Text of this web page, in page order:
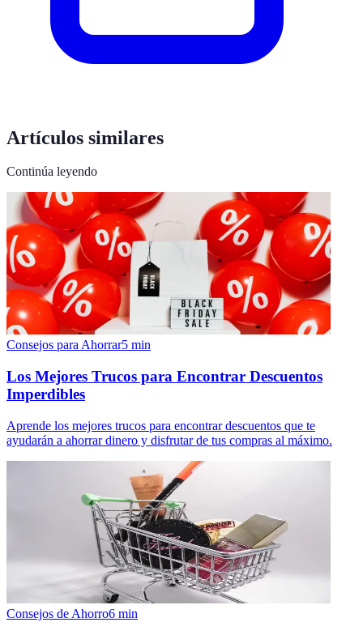
Artículos similares
Continúa leyendo
Consejos para Ahorrar5 min
Los Mejores Trucos para Encontrar Descuentos
Imperdibles
Aprende los mejores trucos para encontrar descuentos que te
ayudarán a ahorrar dinero y disfrutar de tus compras al máximo.
Consejos de Ahorro6 min